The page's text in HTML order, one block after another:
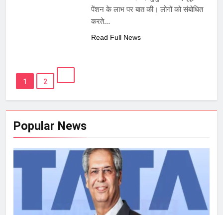
पेंशन के लाभ पर बात की। लोगों को संबोधित
करते…
Read Full News
1 2
Popular News